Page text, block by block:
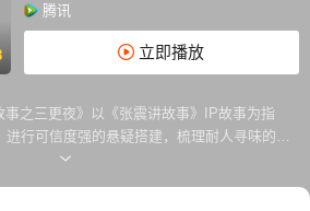
腾讯
立即播放
事之三更夜》以《张震讲故事》IP故事为指
行可信度强的悬疑搭建，梳理耐人寻味的故
进时机，设置高级、新颖、合理的恐怖桥段，